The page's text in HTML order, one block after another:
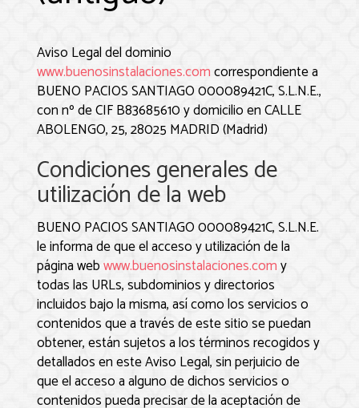
Aviso Legal del dominio
www.buenosinstalaciones.comcorrespondiente a
BUENO PACIOS SANTIAGO 000089421C, S.L.N.E.,
con nº de CIFB83685610y domicilio enCALLE
ABOLENGO, 25,28025 MADRID(Madrid)
Condiciones generales de
utilización de la web
BUENO PACIOS SANTIAGO 000089421C, S.L.N.E.
le informa de que el acceso y utilización de la
página webwww.buenosinstalaciones.comy
todas las URLs, subdominios y directorios
incluidos bajo la misma, así como los servicios o
contenidos que a través de este sitio se puedan
obtener, están sujetos a los términos recogidos y
detallados en este Aviso Legal, sin perjuicio de
que el acceso a alguno de dichos servicios o
contenidos pueda precisar de la aceptación de